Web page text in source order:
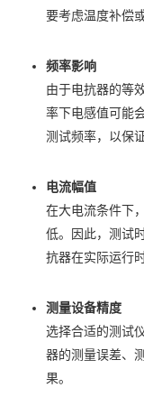
要考虑温度补偿
频率影响
由于电抗器的等
率下电感值可能
测试频率，以保
电流幅值
在大电流条件下
低。因此，测试
抗器在实际运行
测量设备精度
选择合适的测试
器的测量误差、
果。